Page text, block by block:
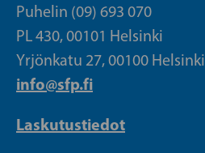
Puhelin (09) 693 070
PL 430, 00101 Helsinki
Yrjönkatu 27, 00100 Helsinki
info@sfp.fi
Laskutustiedot